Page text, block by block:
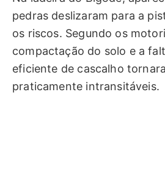
pedras deslizaram para a
os riscos. Segundo os
compactação do solo e a
eficiente de cascalho
praticamente intransitáveis.